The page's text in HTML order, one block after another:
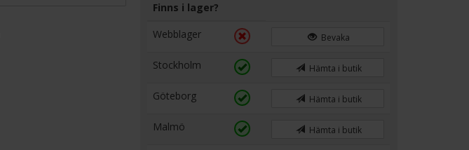
Finns i lager?
Webblager
Bevaka
Stockholm Hämta i butik
Göteborg Hämta i butik
Malmö Hämta i butik